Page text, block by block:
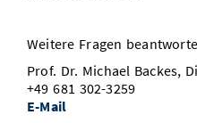
Weitere Fragen
Prof. Dr. Michael Backes,
+49 681 302-3259
E-Mail